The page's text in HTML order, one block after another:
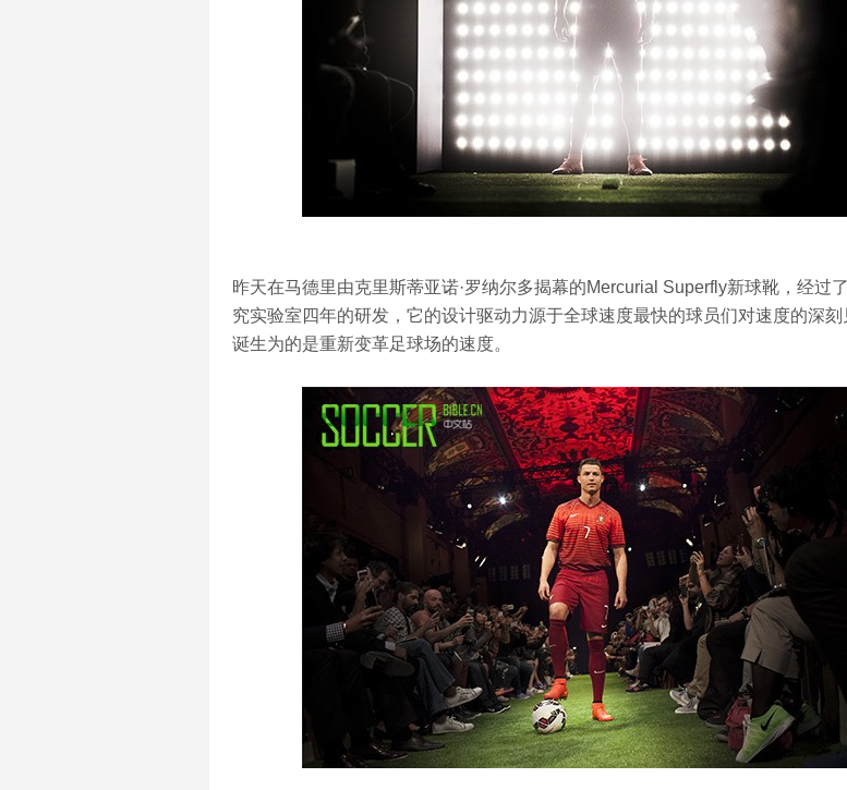
昨天在马德里由克里斯蒂亚诺·罗纳尔多揭幕的Mercurial Superfly新球靴，经过
究实验室四年的研发，它的设计驱动力源于全球速度最快的球员们对速度的深刻
诞生为的是重新变革足球场的速度。